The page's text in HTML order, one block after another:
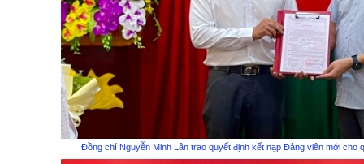
Đồng chí Nguyễn Minh Lân trao quyết định kết nạp Đảng viên mới cho